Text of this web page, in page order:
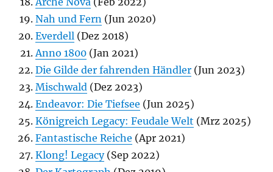
Nah und Fern (Jun 2020)
Everdell (Dez 2018)
Anno 1800 (Jan 2021)
Die Gilde der fahrenden Händler (Jun 2023)
Mischwald (Dez 2023)
Endeavor: Die Tiefsee (Jun 2025)
Königreich Legacy: Feudale Welt (Mrz 2025)
Fantastische Reiche (Apr 2021)
Klong! Legacy(Sep 2022)